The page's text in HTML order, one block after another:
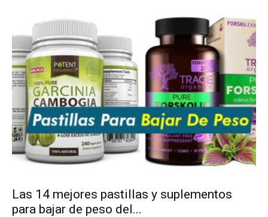
Las 14 mejores pastillas y suplementos
para bajar de peso del...